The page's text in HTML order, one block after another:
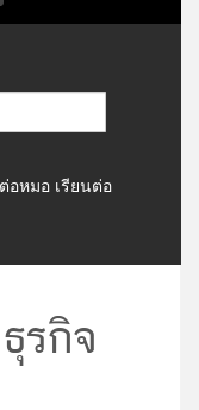
อหมอ เรียนต่อ
รกิจ